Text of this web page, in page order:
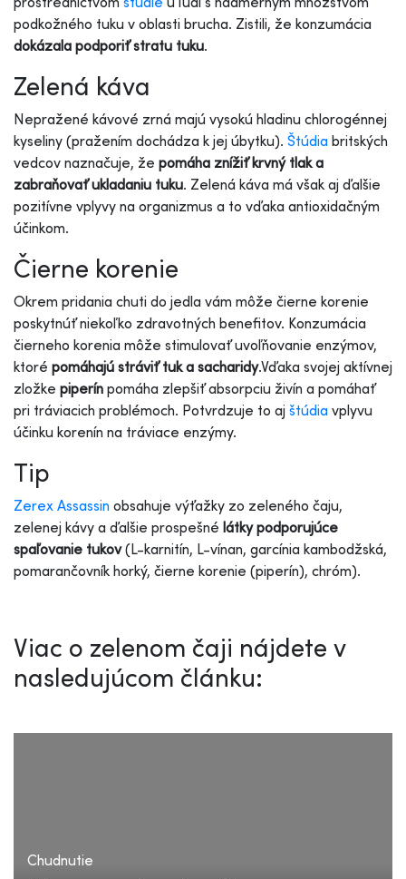
podkožného tuku v oblasti brucha. Zistili, že konzumácia
dokázala podporiť stratu tuku.
Zelená káva
Nepražené kávové zrná majú vysokú hladinu chlorogénnej
kyseliny (pražením dochádza k jej úbytku). Štúdia britských
vedcov naznačuje, že pomáha znížiť krvný tlak a
zabraňovať ukladaniu tuku. Zelená káva má však aj ďalšie
pozitívne vplyvy na organizmus a to vďaka antioxidačným
účinkom.
Čierne korenie
Okrem pridania chuti do jedla vám môže čierne korenie
poskytnúť niekoľko zdravotných benefitov. Konzumácia
čierneho korenia môže stimulovať uvoľňovanie enzýmov,
ktoré pomáhajú stráviť tuk a sacharidy.Vďaka svojej aktívnej
zložke piperín pomáha zlepšiť absorpciu živín a pomáhať
pri tráviacich problémoch. Potvrdzuje to aj štúdia vplyvu
účinku korenín na tráviace enzýmy.
Tip
Zerex Assassin obsahuje výťažky zo zeleného čaju,
zelenej kávy a ďalšie prospešné látky podporujúce
spaľovanie tukov(L-karnitín, L-vínan, garcínia kambodžská,
pomarančovník horký, čierne korenie (piperín), chróm).
Viac o zelenom čaji nájdete v
nasledujúcom článku:
Chudnutie